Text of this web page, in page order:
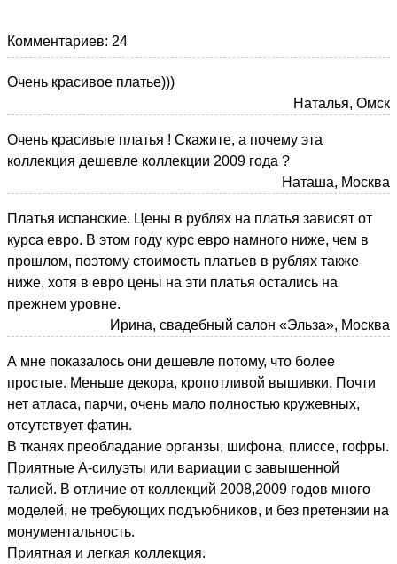
Комментариев: 24
Очень красивое платье)))
Наталья, Омск
Очень красивые платья ! Скажите, а почему эта
коллекция дешевле коллекции 2009 года ?
Наташа, Москва
Платья испанские. Цены в рублях на платья зависят от
курса евро. В этом году курс евро намного ниже, чем в
прошлом, поэтому стоимость платьев в рублях также
ниже, хотя в евро цены на эти платья остались на
прежнем уровне.
Ирина, свадебный салон «Эльза», Москва
А мне показалось они дешевле потому, что более
простые. Меньше декора, кропотливой вышивки. Почти
нет атласа, парчи, очень мало полностью кружевных,
отсутствует фатин.
В тканях преобладание органзы, шифона, плиссе, гофры.
Приятные А-силуэты или вариации с завышенной
талией. В отличие от коллекций 2008,2009 годов много
моделей, не требующих подъюбников, и без претензии на
монументальность.
Приятная и легкая коллекция.